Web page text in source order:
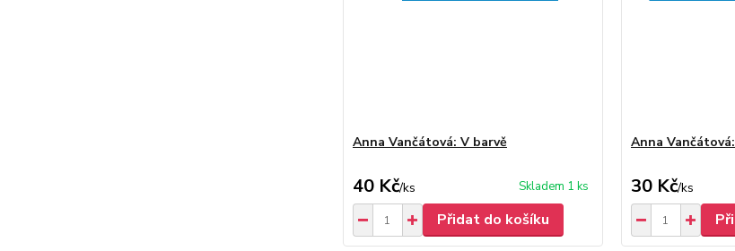
Anna Vančátová: V barvě
40 Kč/ks Skladem 1 ks
Přidat do košíku
Anna
30 Kč/ks